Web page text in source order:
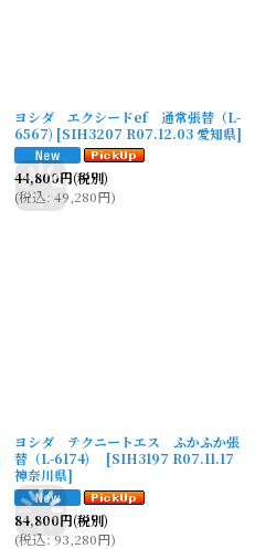
ヨシダ エクシードef 通常張替（L-
6567) [SIH3207 R07.12.03 愛知県]
44,800円(税別)
(税込: 49,280円)
ヨシダ テクニートエス ふかふか張
替（L-6174)
[SIH3197 R07.11.17
神奈川県]
84,800円(税別)
(税込:93,280円)